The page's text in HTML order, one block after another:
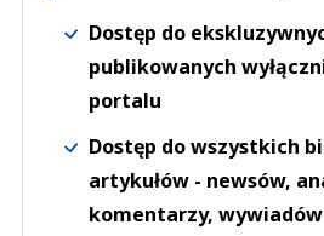
Dostęp do
publikowanych
portalu
Dostęp do wszystkich
artykułów - newsów,
komentarzy, wywiadów